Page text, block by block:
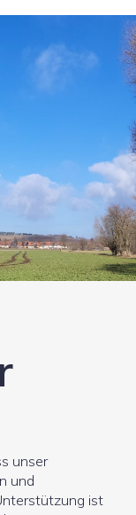
unser
und
ist